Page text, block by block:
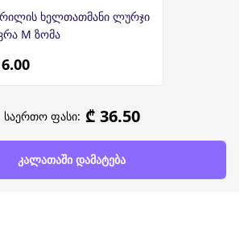
ხელთათმანი ლურჯი
შეკვრა M ზომა
საერთო ფასი: ₾ 36.50
კალათაში დამატება